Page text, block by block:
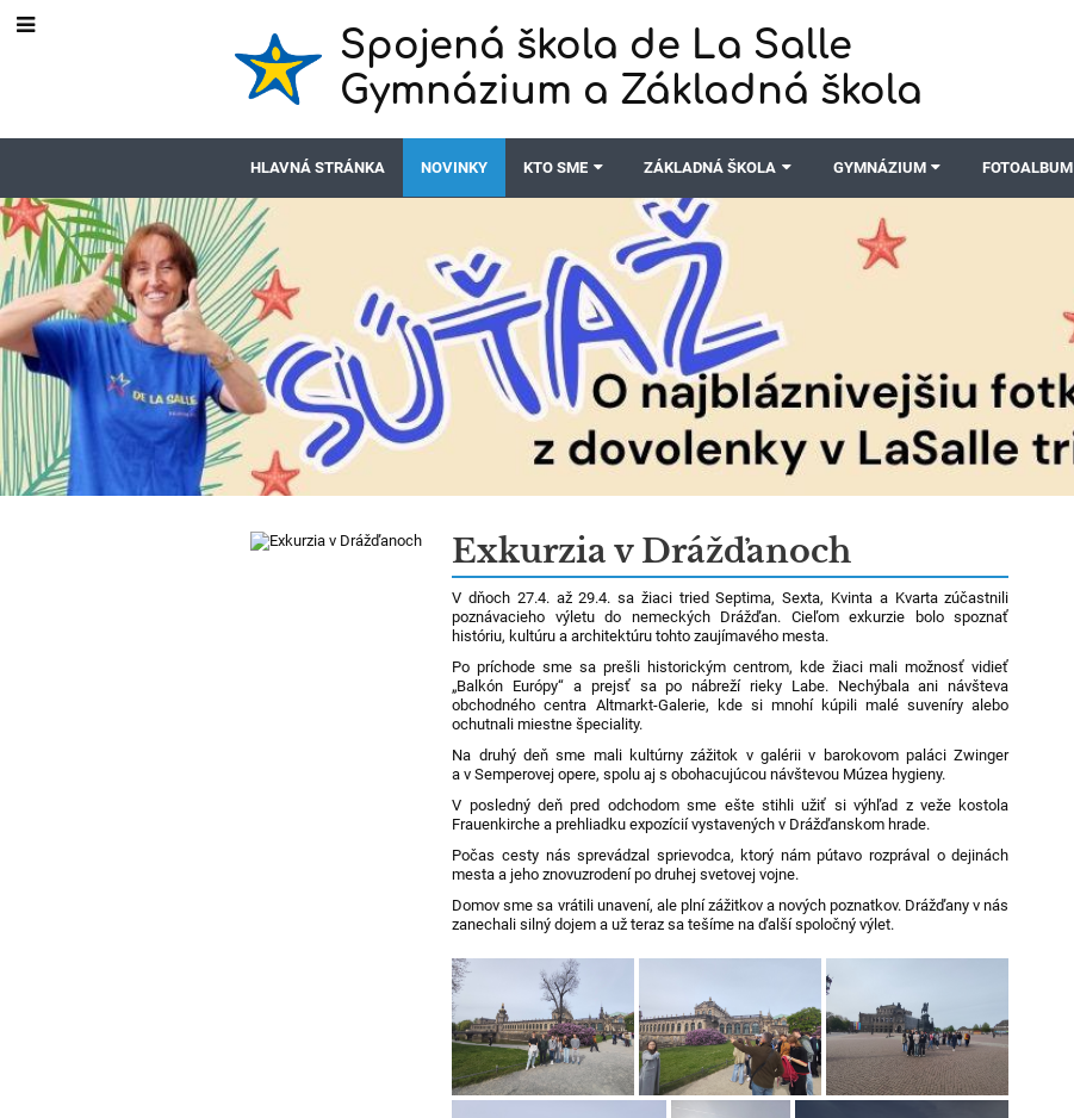
Spojená škola de La Salle
Gymnázium a Základná škola
HLAVNÁ STRÁNKA NOVINKY KTO SME ZÁKLADNÁ ŠKOLA GYMNÁZIUM FOTOALBUM
Novinky Exkurzia v Drážďanoch
V dňoch 27.4. až 29.4. sa žiaci tried Septima, Sexta, Kvinta a Kvarta zúčastnili
poznávacieho výletu do nemeckých Drážďan. Cieľom exkurzie bolo spoznať
históriu, kultúru a architektúru tohto zaujímavého mesta.
Po príchode sme sa prešli historickým centrom, kde žiaci mali možnosť vidieť
„Balkón Európy“ a prejsť sa po nábreží rieky Labe. Nechýbala ani návšteva
obchodného centra Altmarkt-Galerie, kde si mnohí kúpili malé suveníry alebo
ochutnali miestne špeciality.
Na druhý deň sme mali kultúrny zážitok v galérii v barokovom paláci Zwinger
a v Semperovej opere, spolu aj s obohacujúcou návštevou Múzea hygieny.
V posledný deň pred odchodom sme ešte stihli užiť si výhľad z veže kostola
Frauenkirche a prehliadku expozícií vystavených v Drážďanskom hrade.
Počas cesty nás sprevádzal sprievodca, ktorý nám pútavo rozprával o dejinách
mesta a jeho znovuzrodení po druhej svetovej vojne.
Domov sme sa vrátili unavení, ale plní zážitkov a nových poznatkov. Drážďany v nás
zanechali silný dojem a už teraz sa tešíme na ďalší spoločný výlet.